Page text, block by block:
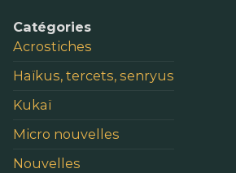
Catégories
Acrostiches
Haïkus, tercets, senryus
Kukaï
Micro nouvelles
Nouvelles